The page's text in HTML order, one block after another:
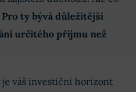
Pro ty bývá důležitější
určitého příjmu než
váš investiční horizont